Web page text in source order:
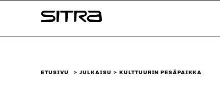
sisältöön
Sitra
ETUSIVU JULKAISU KULTTUURIN PESÄPAIKKA